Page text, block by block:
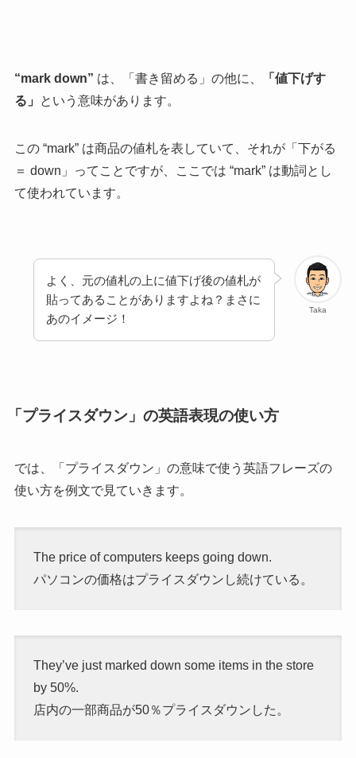
“mark down” は、「書き留める」の他に、
「値下げす
る」
という意味があります。
この “mark” は商品の値札を表していて、それが「下がる
＝ down」ってことですが、ここでは “mark” は動詞とし
て使われています。
Taka
よく、元の値札の上に値下げ後の値札が
貼ってあることがありますよね？まさに
あのイメージ！
「プライスダウン」の英語表現の使い方
では、
「プライスダウン」の意味で使う英語フレーズの
使い方を例文で見ていきます。
The price of computers keeps going down.
パソコンの価格はプライスダウンし続けている。
They’ve just marked down some items in the store
by 50%.
店内の一部商品が50％プライスダウンした。